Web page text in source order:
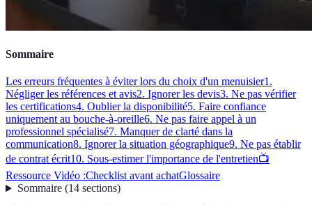
Sommaire
Les erreurs fréquentes à éviter lors du choix d'un menuisier1.
Négliger les références et avis2. Ignorer les devis3. Ne pas vérifier
les certifications4. Oublier la disponibilité5. Faire confiance
uniquement au bouche-à-oreille6. Ne pas faire appel à un
professionnel spécialisé7. Manquer de clarté dans la
communication8. Ignorer la situation géographique9. Ne pas établir
de contrat écrit10. Sous-estimer l'importance de l'entretien📺
Ressource Vidéo :Checklist avant achatGlossaire
Sommaire(14 sections)